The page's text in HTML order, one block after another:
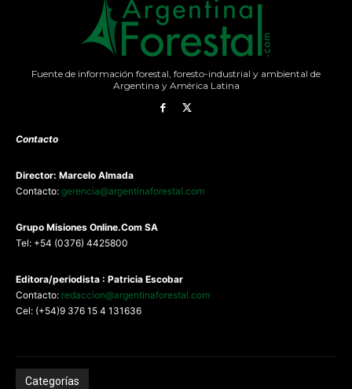
Fuente de información forestal, foresto-industrial y ambiental de
Argentina y América Latina
Contacto
Director: Marcelo Almada
Contacto: gerencia@argentinaforestal.com
Grupo Misiones Online.Com SA
Tel: +54 (0376) 4425800
Editora/periodista : Patricia Escobar
Contacto: redaccion@argentinaforestal.com
Cel: (+54)9 376 15 4 131636
Categorías